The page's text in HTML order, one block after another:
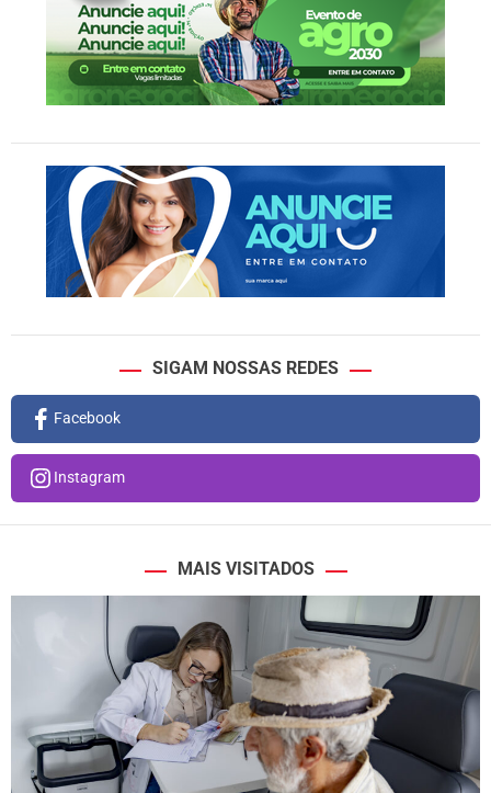
SIGAM NOSSAS REDES
Facebook
Instagram
MAIS VISITADOS